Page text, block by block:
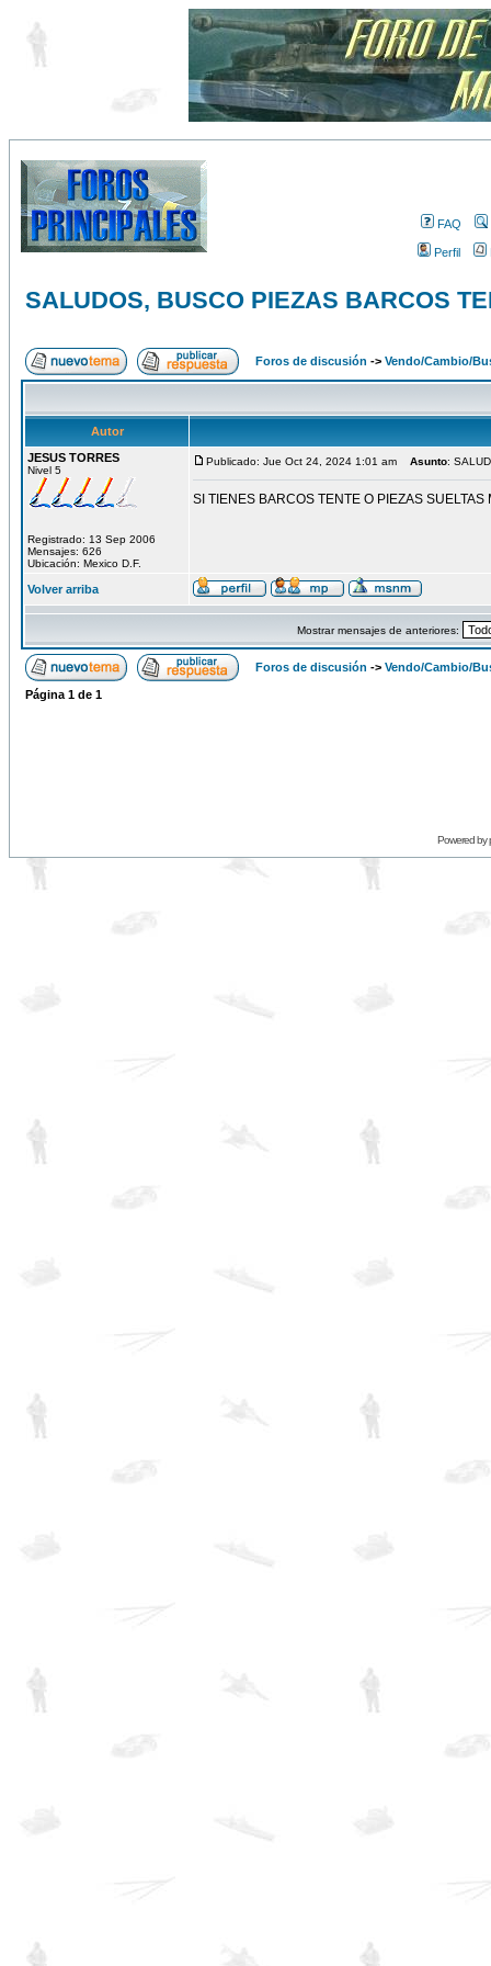
FAQ
Perfil
SALUDOS, BUSCO PIEZAS BARCOS
Foros de discusión -> Vendo/Cambio/
Autor
JESUS TORRES
Nivel 5
Registrado: 13 Sep 2006
Mensajes: 626
Ubicación: Mexico D.F.
Publicado: Jue Oct 24, 2024 1:01 am Asunto:
SI TIENES BARCOS TENTE O PIEZAS
Volver arriba
Mostrar mensajes de anteriores:
Foros de discusión -> Vendo/Cambio/
Página 1 de 1
Powered by